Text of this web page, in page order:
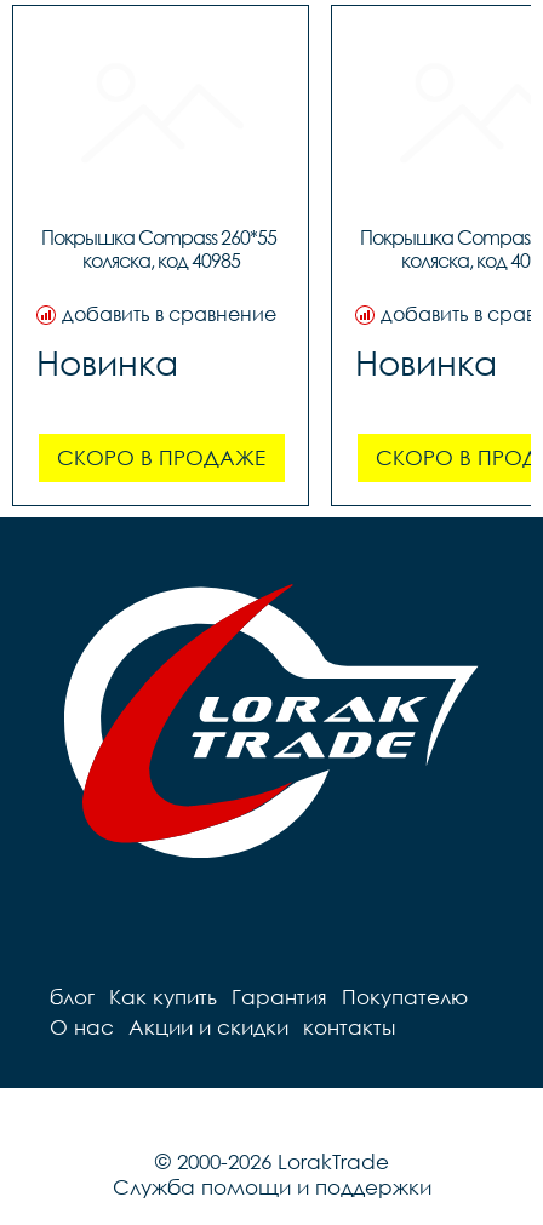
Покрышка Compass 260*55
коляска, код 40985
добавить в сравнение
Новинка
СКОРО В ПРОДАЖЕ
Покрышка Compass
коляска, код
добавить в
Новинка
СКОРО В
блог Как купить Гарантия
Покупателю
О нас
Акции и скидки контакты
© 2000-2026 LorakTrade
Служба помощи и поддержки